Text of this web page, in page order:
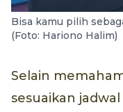
Bisa kamu pilih
(Foto: Hariono Halim)
Selain
sesuaikan